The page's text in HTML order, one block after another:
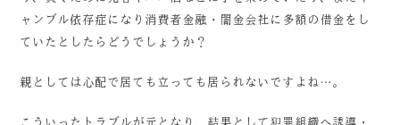
ャンブル依存症になり消費者金融・闇金会社に多額の借金をし
ていたとしたらどうでしょうか？
親としては心配で居ても立っても居られないですよね…。